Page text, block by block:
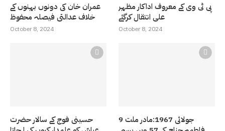
عمران خان کی دونوں بہنوں کے
خلاف عدالتی فیصلہ محفوظ
October 8, 2024
پی ٹی وی کے معروف اداکار مظہر
علی انتقال کرگئے
October 8, 2024
حسینی فوج کے سالار حضرت
9 جولائی 1967:مادر ملت